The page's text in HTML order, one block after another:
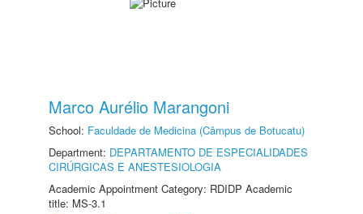
Marco Aurélio Marangoni
School: Faculdade de Medicina (Câmpus de Botucatu)
Department: DEPARTAMENTO DE ESPECIALIDADES
CIRÚRGICAS E ANESTESIOLOGIA
Academic Appointment Category: RDIDP Academic
title: MS-3.1